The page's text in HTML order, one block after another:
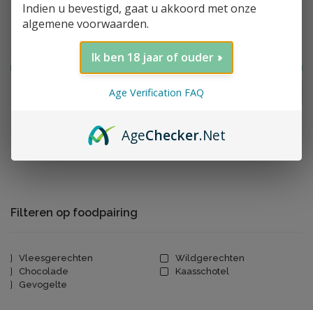
Filter op prijs
Filteren op foodpairing
Vleesgerechten
Wildgerechten
Chocolade
Kaasschotel
Gevogelte
Indien u bevestigd, gaat u akkoord met onze
algemene voorwaarden.
Ik ben 18 jaar of ouder
Age Verification FAQ
AgeChecker.Net